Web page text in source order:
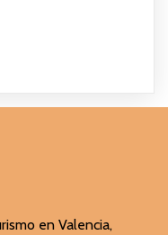
en Valencia,